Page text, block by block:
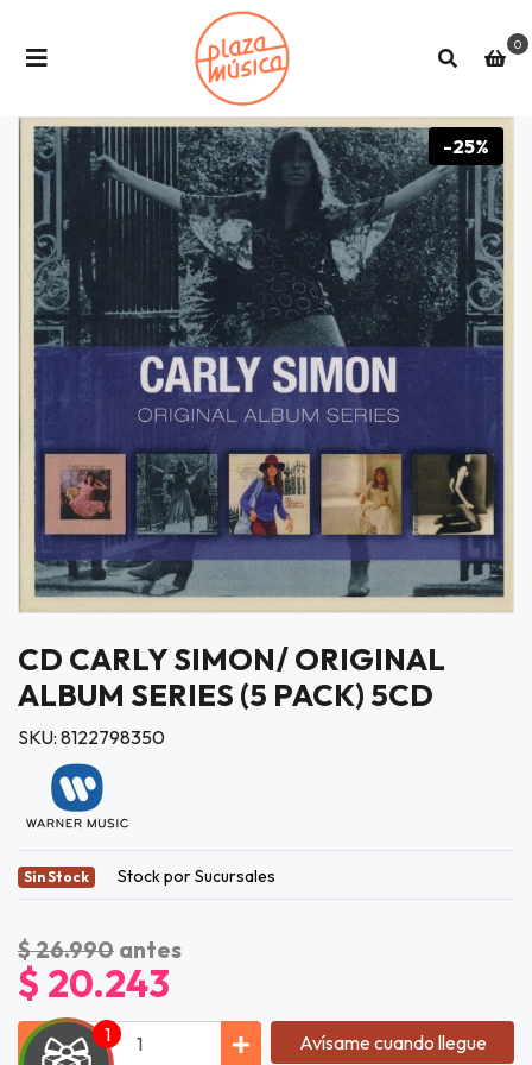
0
-25%
CD CARLY SIMON/ ORIGINAL
ALBUM SERIES (5 PACK) 5CD
SKU: 8122798350
Sin Stock Stock por Sucursales
$ 26.990 antes
$ 20.243
Avísame cuando llegue